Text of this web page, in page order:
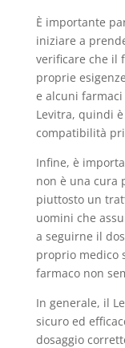
È importante
iniziare a
verificare che il
proprie
e alcuni
Levitra, quindi
compatibilità
Infine, è
non è una cura
piuttosto un
uomini che
a seguirne il
proprio medico
farmaco non
In generale, il
sicuro ed
dosaggio